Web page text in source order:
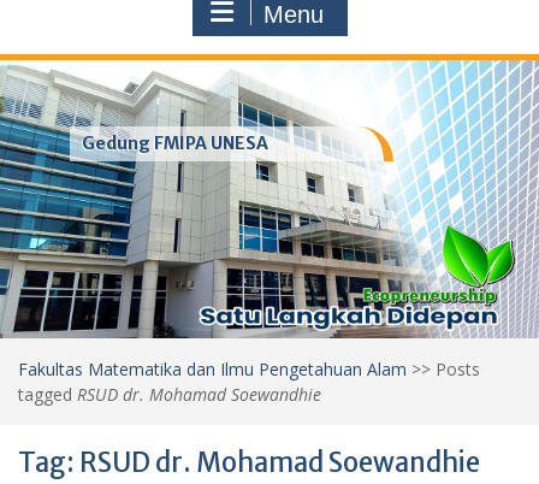
Menu
Gedung FMIPA UNESA
Fakultas Matematika dan Ilmu Pengetahuan Alam >> Posts
tagged RSUD dr. Mohamad Soewandhie
Tag: RSUD dr. Mohamad Soewandhie